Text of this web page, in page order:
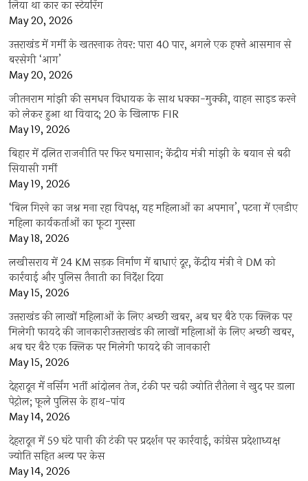
लिया था कार का स्टेयरिंग
May 20, 2026
उत्तराखंड में गर्मी के खतरनाक तेवर: पारा 40 पार, अगले एक हफ्ते आसमान से
बरसेगी ‘आग’
May 20, 2026
जीतनराम मांझी की समधन विधायक के साथ धक्का-मुक्की, वाहन साइड करने
को लेकर हुआ था विवाद; 20 के खिलाफ FIR
May 19, 2026
बिहार में दलित राजनीति पर फिर घमासान; केंद्रीय मंत्री मांझी के बयान से बढ़ी
सियासी गर्मी
May 19, 2026
‘बिल गिरने का जश्न मना रहा विपक्ष, यह महिलाओं का अपमान’, पटना में एनडीए
महिला कार्यकर्ताओं का फूटा गुस्सा
May 18, 2026
लखीसराय में 24 KM सड़क निर्माण में बाधाएं दूर, केंद्रीय मंत्री ने DM को
कार्रवाई और पुलिस तैनाती का निर्देश दिया
May 15, 2026
उत्तराखंड की लाखों महिलाओं के लिए अच्छी खबर, अब घर बैठे एक क्लिक पर
मिलेगी फायदे की जानकारीउत्तराखंड की लाखों महिलाओं के लिए अच्छी खबर,
अब घर बैठे एक क्लिक पर मिलेगी फायदे की जानकारी
May 15, 2026
देहरादून में नर्सिंग भर्ती आंदोलन तेज, टंकी पर चढ़ी ज्योति रौतेला ने खुद पर डाला
पेट्रोल; फूले पुलिस के हाथ-पांव
May 14, 2026
देहरादून में 59 घंटे पानी की टंकी पर प्रदर्शन पर कार्रवाई, कांग्रेस प्रदेशाध्यक्ष
ज्योति सहित अन्य पर केस
May 14, 2026